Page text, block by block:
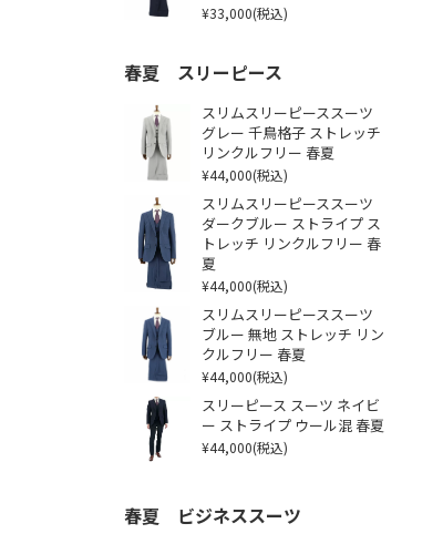
¥33,000(税込)
春夏 スリーピース
スリムスリーピーススーツ
グレー 千鳥格子 ストレッチ
リンクルフリー 春夏
¥44,000(税込)
スリムスリーピーススーツ
ダークブルー ストライプ ス
トレッチ リンクルフリー 春
夏
¥44,000(税込)
スリムスリーピーススーツ
ブルー 無地 ストレッチ リン
クルフリー 春夏
¥44,000(税込)
スリーピース スーツ ネイビ
ー ストライプ ウール混 春夏
¥44,000(税込)
春夏 ビジネススーツ